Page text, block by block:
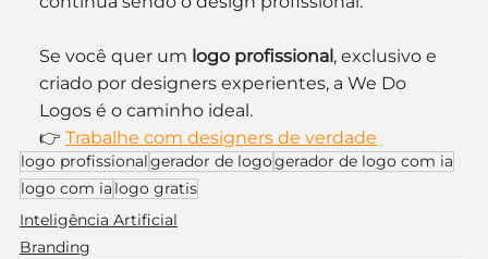
Se você quer um logo profissional, exclusivo e
criado por designers experientes, a We Do
Logos é o caminho ideal.
👉 Trabalhe com designers de verdade
logo profissionalgerador de logogerador de logo com ia
logo com ia logo gratis
Inteligência Artificial
Branding